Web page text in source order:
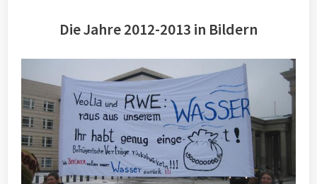
Die Jahre 2012-2013 in Bildern